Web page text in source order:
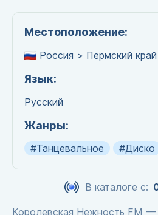
Местоположение:
Россия > Пермский
Язык:
Русский
Жанры:
#Танцевальное #Диско
В каталоге с:
Королевская Нежность FM —